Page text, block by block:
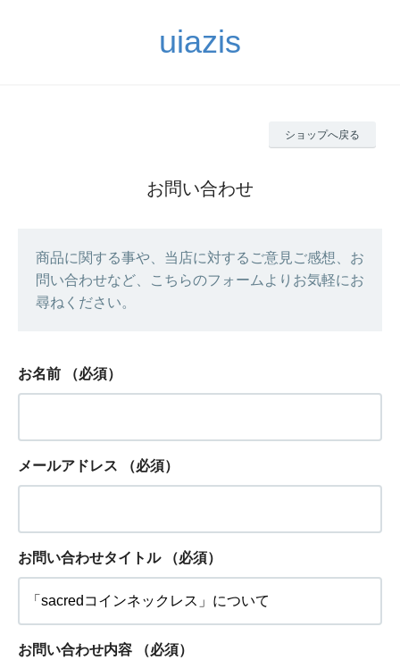
uiazis
ショップへ戻る
お問い合わせ
商品に関する事や、当店に対するご意見ご感想、お
問い合わせなど、こちらのフォームよりお気軽にお
尋ねください。
お名前 （必須）
メールアドレス （必須）
お問い合わせタイトル （必須）
お問い合わせ内容 （必須）